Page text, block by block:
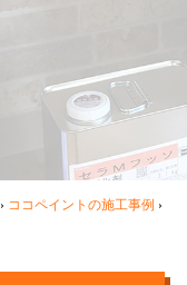
› ココペイントの施工事例 ›